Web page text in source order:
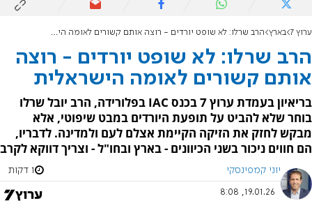
ערוץ 7 בארץ הרב שרלו: לא שופט יורדים - רוצה אותם קשורים לאומה הישראלית
הרב שרלו: לא שופט יורדים - רוצה
אותם קשורים לאומה הישראלית
בריאיון בעמדת ערוץ 7 בכנס IAC בפלורידה, הרב יובל שרלו
בוחר שלא להביט על תופעת היורדים במבט שיפוטי, אלא
מבקש לחזק את הזיקה הקיימת אצלם לעם ולמדינה. לדבריו,
הם חווים ניכור בשני הכיוונים - בארץ ובחו"ל - וצריך דווקא לקרב
יוני קמפינסקי 1 דקות
19.01.26, 8:08